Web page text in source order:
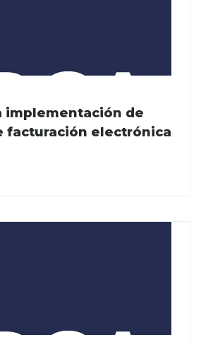
implementación de
facturación electrónica